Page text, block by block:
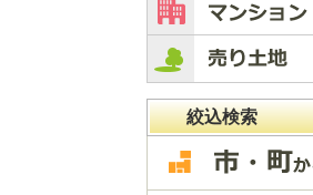
絞込検索